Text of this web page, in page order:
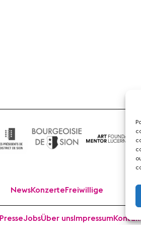
NewsKonzerteFreiwillige
PresseJobsÜber unsImpressum